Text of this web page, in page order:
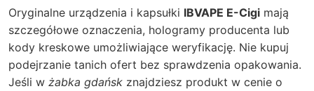
Oryginalne urządzenia i kapsułki IBVAPE E-Cigi mają
szczegółowe oznaczenia, hologramy producenta lub
kody kreskowe umożliwiające weryfikację. Nie kupuj
podejrzanie tanich ofert bez sprawdzenia opakowania.
Jeśli w żabka gdańsk znajdziesz produkt w cenie o